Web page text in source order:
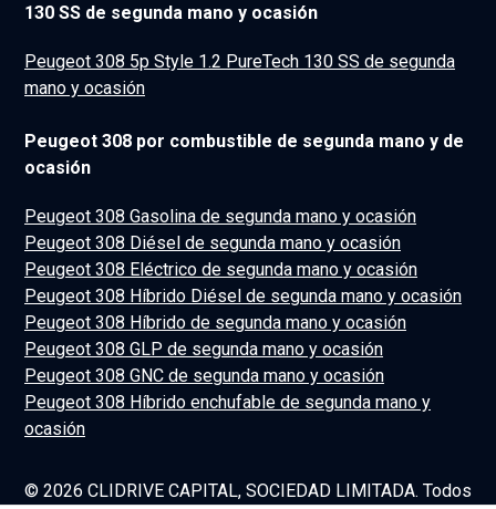
130 SS de segunda mano y ocasión
Peugeot 308 5p Style 1.2 PureTech 130 SS de segunda
mano y ocasión
Peugeot 308 por combustible de segunda mano y de
ocasión
Peugeot 308 Gasolina de segunda mano y ocasión
Peugeot 308 Diésel de segunda mano y ocasión
Peugeot 308 Eléctrico de segunda mano y ocasión
Peugeot 308 Híbrido Diésel de segunda mano y ocasión
Peugeot 308 Híbrido de segunda mano y ocasión
Peugeot 308 GLP de segunda mano y ocasión
Peugeot 308 GNC de segunda mano y ocasión
Peugeot 308 Híbrido enchufable de segunda mano y
ocasión
© 2026 CLIDRIVE CAPITAL, SOCIEDAD LIMITADA. Todos